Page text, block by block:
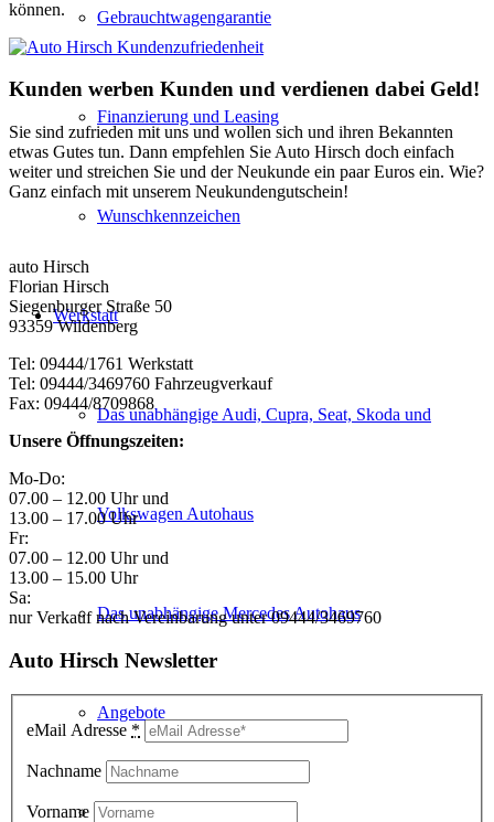
Gebrauchtwagengarantie
Finanzierung und Leasing
Wunschkennzeichen
Werkstatt
Das unabhängige Audi, Cupra, Seat, Skoda und
Volkswagen Autohaus
Das unabhängige Mercedes Autohaus
Angebote
Wartung & Verschleiß
können.
Kunden werben Kunden und verdienen dabei Geld!
Sie sind zufrieden mit uns und wollen sich und ihren Bekannten
etwas Gutes tun. Dann empfehlen Sie Auto Hirsch doch einfach
weiter und streichen Sie und der Neukunde ein paar Euros ein. Wie?
Ganz einfach mit unserem Neukundengutschein!
auto Hirsch
Florian Hirsch
Siegenburger Straße 50
93359 Wildenberg
Tel: 09444/1761 Werkstatt
Tel: 09444/3469760 Fahrzeugverkauf
Fax: 09444/8709868
Unsere Öffnungszeiten:
Mo-Do:
07.00 – 12.00 Uhr und
13.00 – 17.00 Uhr
Fr:
07.00 – 12.00 Uhr und
13.00 – 15.00 Uhr
Sa:
nur Verkauf nach Vereinbarung unter 09444/3469760
Auto Hirsch Newsletter
eMail Adresse *
Nachname
Vorname